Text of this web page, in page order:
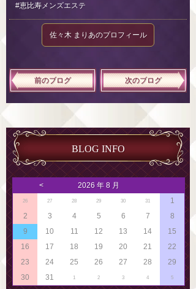
#恵比寿メンズエステ
佐々木 まりあのプロフィール
前のブログ 次のブログ
BLOG INFO
< 2026 年 8 月
26 27 28 29 30 31
1
2
3 4 5 6 7
8
9
10 11 12 13 14
15
16
17 18 19 20 21
22
23
24 25 26 27 28
29
30
31 1 2 3 4 5